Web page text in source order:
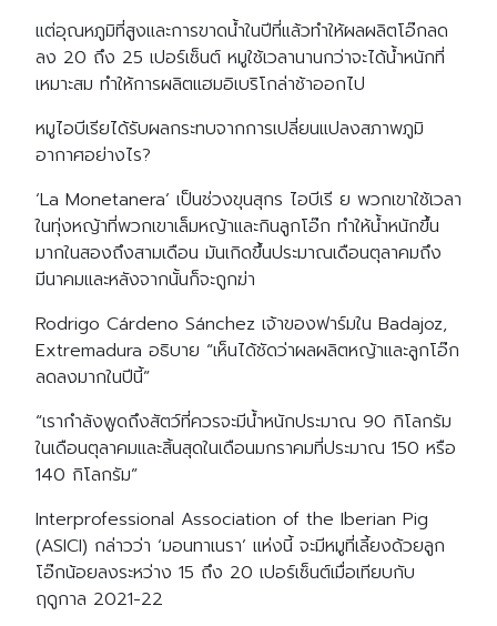
แต่อุณหภูมิที่สูงและการขาดน้ำในปีที่แล้วทำให้ผลผลิตโอ๊กลด
ลง 20 ถึง 25 เปอร์เซ็นต์ หมูใช้เวลานานกว่าจะได้น้ำหนักที่
เหมาะสม ทำให้การผลิตแฮมอิเบริโกล่าช้าออกไป
หมูไอบีเรียได้รับผลกระทบจากการเปลี่ยนแปลงสภาพภูมิ
อากาศอย่างไร?
‘La Monetanera’ เป็นช่วงขุนสุกร ไอบีเรี ย พวกเขาใช้เวลา
ในทุ่งหญ้าที่พวกเขาเล็มหญ้าและกินลูกโอ๊ก ทำให้น้ำหนักขึ้น
มากในสองถึงสามเดือน มันเกิดขึ้นประมาณเดือนตุลาคมถึง
มีนาคมและหลังจากนั้นก็จะถูกฆ่า
Rodrigo Cárdeno Sánchez เจ้าของฟาร์มใน Badajoz,
Extremadura อธิบาย “เห็นได้ชัดว่าผลผลิตหญ้าและลูกโอ๊ก
ลดลงมากในปีนี้”
“เรากำลังพูดถึงสัตว์ที่ควรจะมีน้ำหนักประมาณ 90 กิโลกรัม
ในเดือนตุลาคมและสิ้นสุดในเดือนมกราคมที่ประมาณ 150 หรือ
140 กิโลกรัม”
Interprofessional Association of the Iberian Pig
(ASICI) กล่าวว่า ‘มอนทาเนรา’ แห่งนี้ จะมีหมูที่เลี้ยงด้วยลูก
โอ๊กน้อยลงระหว่าง 15 ถึง 20 เปอร์เซ็นต์เมื่อเทียบกับ
ฤดูกาล 2021-22